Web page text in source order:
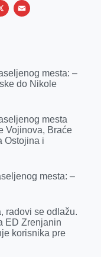
X
E
l
mesta: –
do Nikole
mesta
Vojinova, Braće
Ostojina i
mesta: –
radovi se odlažu.
ED Zrenjanin
korisnika pre